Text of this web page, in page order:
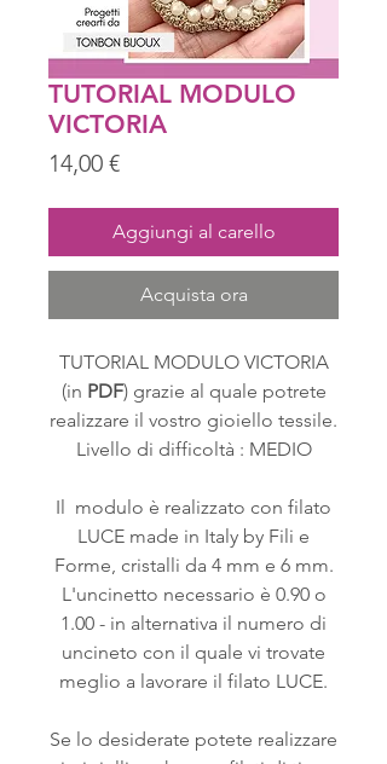
TUTORIAL MODULO
VICTORIA
14,00 €Prezzo
Aggiungi al carello
Acquista ora
TUTORIAL MODULO VICTORIA
(in PDF) grazie al quale potrete
realizzare il vostro gioiello tessile.
Livello di difficoltà : MEDIO
Il modulo è realizzato con filato
LUCE made in Italy by Fili e
Forme, cristalli da 4 mm e 6 mm.
L'uncinetto necessario è 0.90 o
1.00 - in alternativa il numero di
uncineto con il quale vi trovate
meglio a lavorare il filato LUCE.
Se lo desiderate potete realizzare